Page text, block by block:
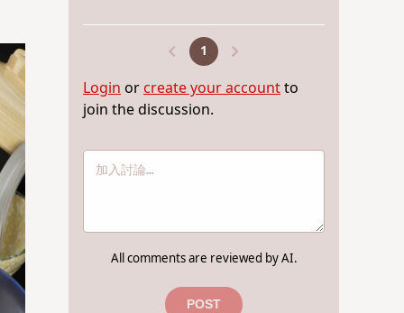
1
Loginorcreate your accountto
join the discussion.
All comments are reviewed by AI.
POST